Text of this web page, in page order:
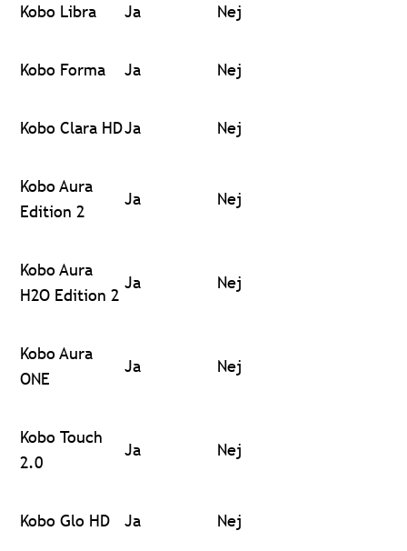
Kobo Libra Ja Nej
Kobo Forma Ja Nej
Kobo Clara HDJa Nej
Kobo Aura
Edition 2
Ja Nej
Kobo Aura
H2O Edition 2
Ja Nej
Kobo Aura
ONE
Ja Nej
Kobo Touch
2.0
Ja Nej
Kobo Glo HD Ja Nej